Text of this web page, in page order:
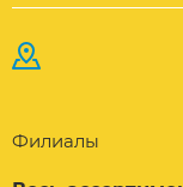
Филиалы